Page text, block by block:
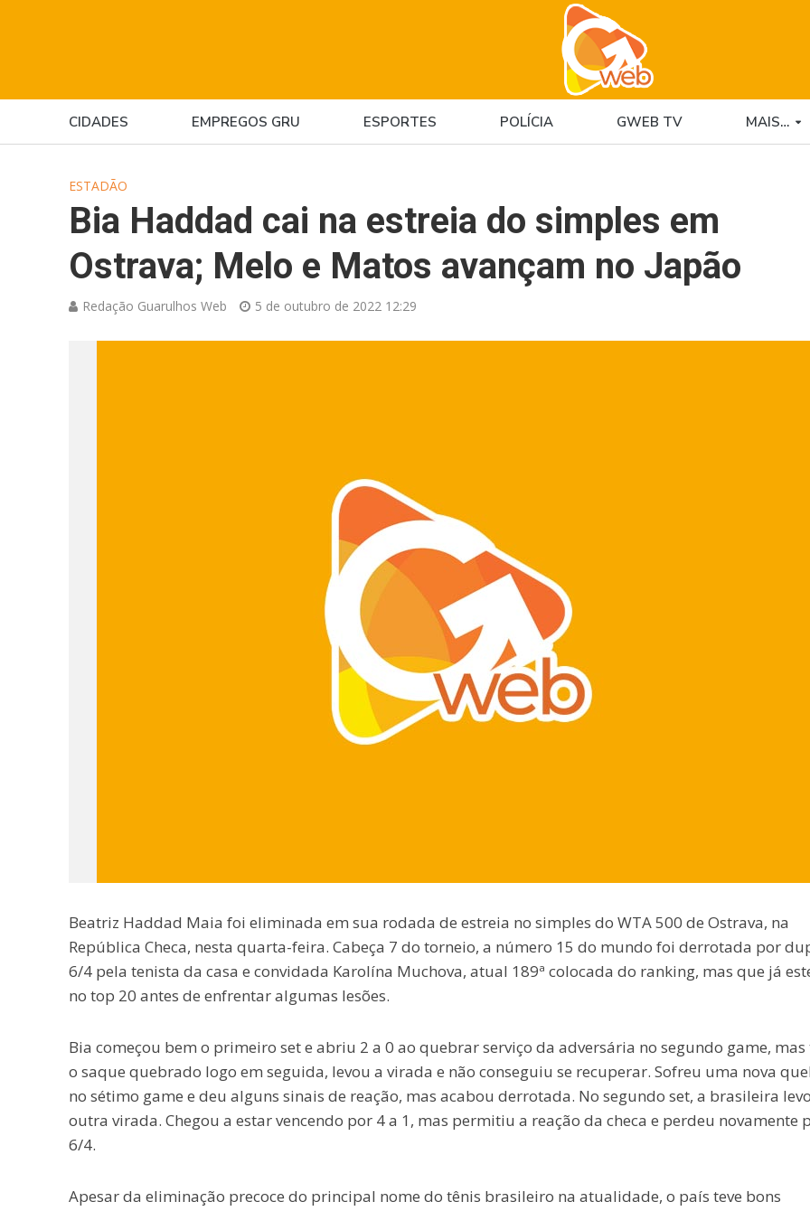
CIDADES EMPREGOS GRU ESPORTES POLÍCIA GWEB TV MAIS…
ESTADÃO
Bia Haddad cai na estreia do simples em
Ostrava; Melo e Matos avançam no Japão
Redação Guarulhos Web 5 de outubro de 2022 12:29
Beatriz Haddad Maia foi eliminada em sua rodada de estreia no simples do WTA 500 de Ostrava, na
República Checa, nesta quarta-feira. Cabeça 7 do torneio, a número 15 do mundo foi derrotada por
6/4 pela tenista da casa e convidada Karolína Muchova, atual 189ª colocada do ranking, mas que já
no top 20 antes de enfrentar algumas lesões.
Bia começou bem o primeiro set e abriu 2 a 0 ao quebrar serviço da adversária no segundo game, mas
o saque quebrado logo em seguida, levou a virada e não conseguiu se recuperar. Sofreu uma nova
no sétimo game e deu alguns sinais de reação, mas acabou derrotada. No segundo set, a brasileira
outra virada. Chegou a estar vencendo por 4 a 1, mas permitiu a reação da checa e perdeu novamente
6/4.
Apesar da eliminação precoce do principal nome do tênis brasileiro na atualidade, o país teve bons